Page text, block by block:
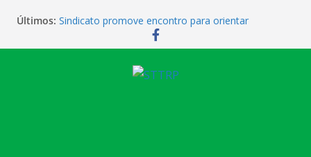
Últimos: Sindicato promove encontro para orientar
cobradores sobre qualificação e recolocação
Não temos atendimento de clínico na manhã desta
Sindicato amplia parceria com laboratório